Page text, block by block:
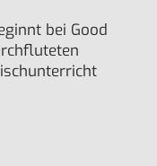
bei Good